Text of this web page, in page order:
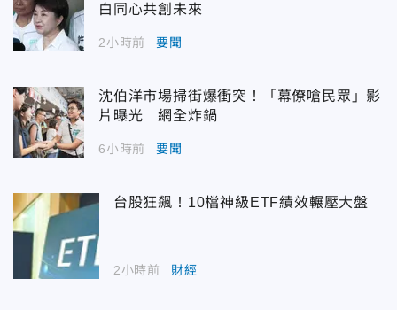
白同心共創未來
2小時前 要聞
沈伯洋市場掃街爆衝突！「幕僚嗆民眾」影
片曝光 網全炸鍋
6小時前 要聞
台股狂飆！10檔神級ETF績效輾壓大盤
2小時前 財經